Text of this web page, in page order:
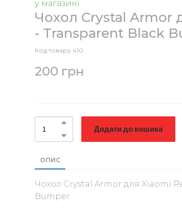
у магазині
Чохол Crystal Armor
- Transparent Black
Код товару 410
200 грн
Додати до кошика
ОПИС
Чохол Crystal Armor для Xiaomi
Bumper